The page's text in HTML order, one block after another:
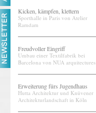
Kicken, kämpfen, klettern
Sporthalle in Paris von Atelier
Ramdam
Freudvoller Eingriff
Umbau einer Textilfabrik bei
Barcelona von NUA arquitectures
Erweiterung fürs Jugendhaus
Hutta Architektur und Knüvener
Architekturlandschaft in Köln